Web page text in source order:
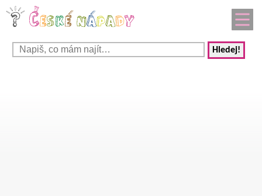
Hledej!